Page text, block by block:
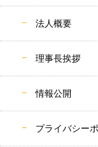
法人概要
理事長挨拶
情報公開
プライバシー